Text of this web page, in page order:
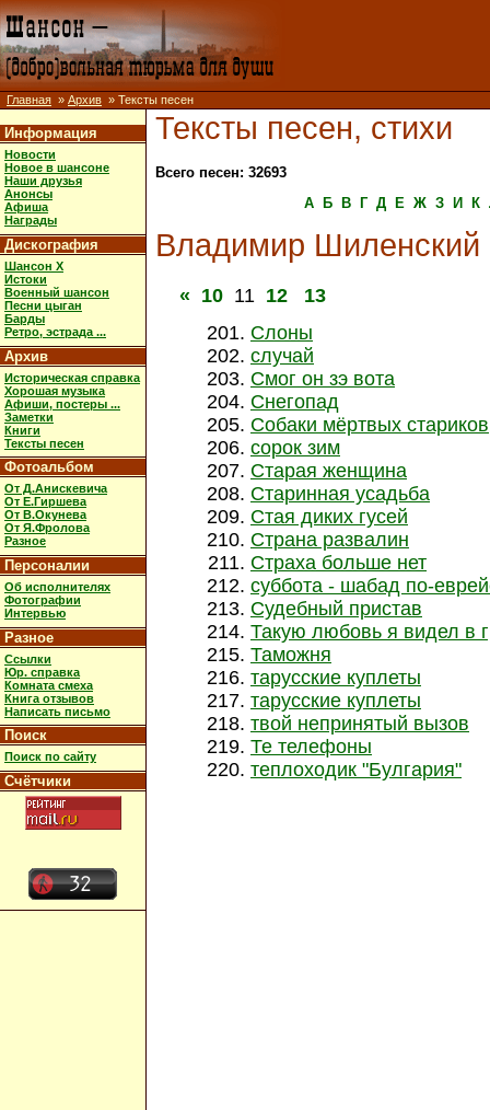
Главная » Архив » Тексты песен
Информация
Новости
Новое в шансоне
Наши друзья
Анонсы
Афиша
Награды
Дискография
Шансон X
Истоки
Военный шансон
Песни цыган
Барды
Ретро, эстрада ...
Архив
Историческая справка
Хорошая музыка
Афиши, постеры ...
Заметки
Книги
Тексты песен
Фотоальбом
От Д.Анискевича
От Е.Гиршева
От В.Окунева
От Я.Фролова
Разное
Персоналии
Об исполнителях
Фотографии
Интервью
Разное
Ссылки
Юр. справка
Комната смеха
Книга отзывов
Написать письмо
Поиск
Поиск по сайту
Счётчики
Тексты песен, стихи
Всего песен: 32693
А
Б В Г Д Е Ж З И К
Владимир Шиленский
« 10 11 12
13
Слоны
случай
Смог он зэ вота
Снегопад
Собаки мёртвых стариков
сорок зим
Старая женщина
Старинная усадьба
Стая диких гусей
Страна развалин
Страха больше нет
суббота - шабад по-
Судебный пристав
Такую любовь я видел в
Таможня
тарусские куплеты
тарусские куплеты
твой непринятый вызов
Те телефоны
теплоходик "Булгария"